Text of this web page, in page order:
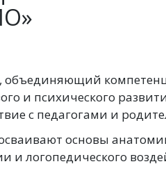
объединяющий
и психического
с педагогами и
основы
и логопедического